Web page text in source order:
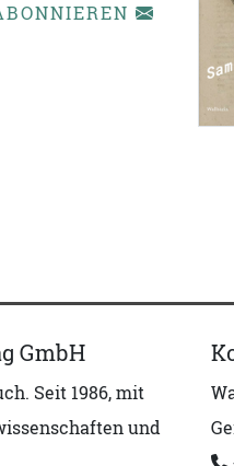
GmbH
Seit 1986, mit
und